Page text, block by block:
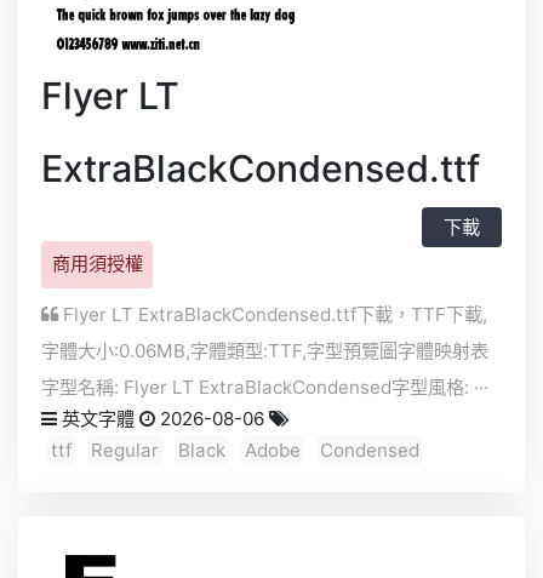
Flyer LT
ExtraBlackCondensed.ttf
下載
商用須授權
Flyer LT ExtraBlackCondensed.ttf下載， TTF下載,
字體大小:0.06MB,字體類型:TTF,字型預覽圖字體映射表
字型名稱: Flyer LT ExtraBlackCondensed字型風格: ···
英文字體
2026-08-06
ttf
Regular Black Adobe Condensed